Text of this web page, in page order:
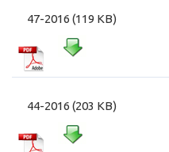
47-2016 (119 KB)
44-2016 (203 KB)